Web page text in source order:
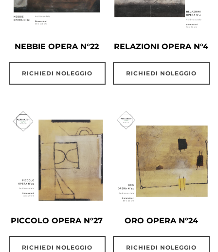
NEBBIE OPERA N°22
RICHIEDI NOLEGGIO
RELAZIONI OPERA N°4
RICHIEDI NOLEGGIO
PICCOLO OPERA N°27
RICHIEDI NOLEGGIO
ORO OPERA N°24
RICHIEDI NOLEGGIO